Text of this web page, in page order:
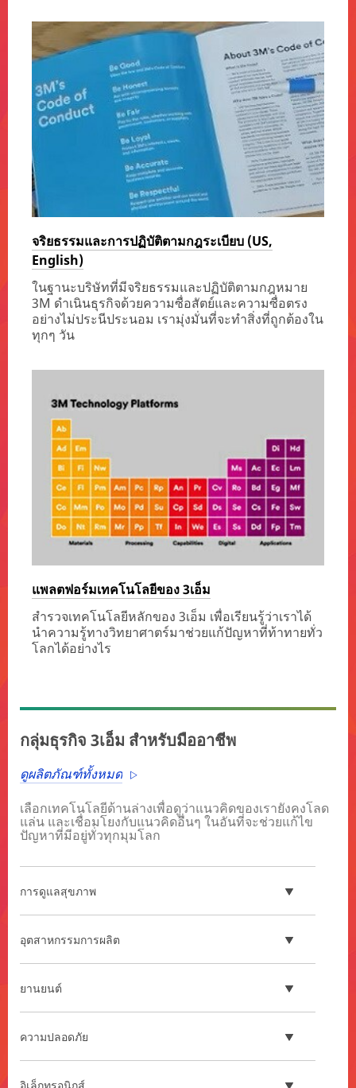
จริยธรรมและการปฏิบัติตามกฎระเบียบ (US,
English)
ในฐานะบริษัทที่มีจริยธรรมและปฏิบัติตามกฎหมาย
3M ดำเนินธุรกิจด้วยความซื่อสัตย์และความซื่อตรง
อย่างไม่ประนีประนอม เรามุ่งมั่นที่จะทำสิ่งที่ถูกต้องใน
ทุกๆ วัน
แพลตฟอร์มเทคโนโลยีของ 3เอ็ม
สำรวจเทคโนโลยีหลักของ 3เอ็ม เพื่อเรียนรู้ว่าเราได้
นำความรู้ทางวิทยาศาตร์มาช่วยแก้ปัญหาที่ท้าทายทั่ว
โลกได้อย่างไร
กลุ่มธุรกิจ 3เอ็ม สำหรับมืออาชีพ
ดูผลิตภัณฑ์ทั้งหมด
เลือกเทคโนโลยีด้านล่างเพื่อดูว่าแนวคิดของเรายังคงโลด
แล่น และเชื่อมโยงกับแนวคิดอื่นๆ ในอันที่จะช่วยแก้ไข
ปัญหาที่มีอยู่ทั่วทุกมุมโลก
การดูแลสุขภาพ
อุตสาหกรรมการผลิต
ยานยนต์
ความปลอดภัย
อิเล็กทรอนิกส์